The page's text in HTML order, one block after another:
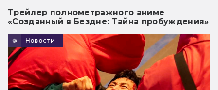
Трейлер полнометражного аниме
«Созданный в Бездне: Тайна пробуждения»
Новости